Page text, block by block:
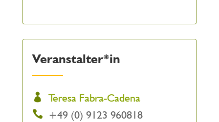
Veranstalter*in
Teresa Fabra-Cadena
+49 (0) 9123 960818